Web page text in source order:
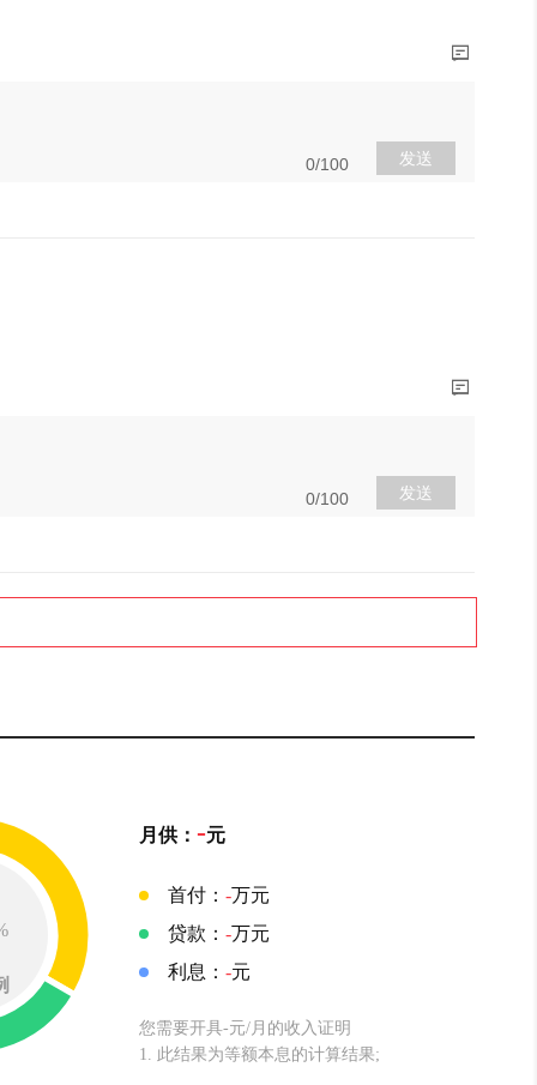
0/100 发送
0/100 发送
月供： -元
首付： -万元
贷款： -万元
利息： -元
您需要开具-元/月的收入证明
1. 此结果为等额本息的计算结果;